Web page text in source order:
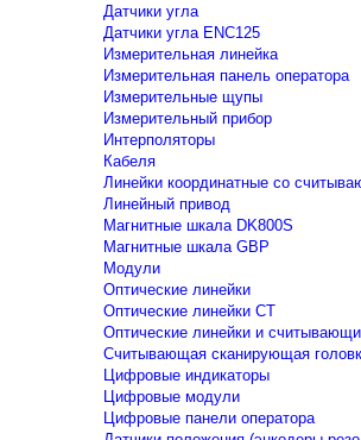
Датчики угла
Датчики угла ENC125
Измерительная линейка
Измерительная панель оператора
Измерительные щупы
Измерительный прибор
Интерполяторы
Кабеля
Линейки координатные со
Линейный привод
Магнитные шкала DK800S
Магнитные шкала GBP
Модули
Оптические линейки
Оптические линейки CT
Оптические линейки и
Считывающая сканирующая
Цифровые индикаторы
Цифровые модули
Цифровые панели оператора